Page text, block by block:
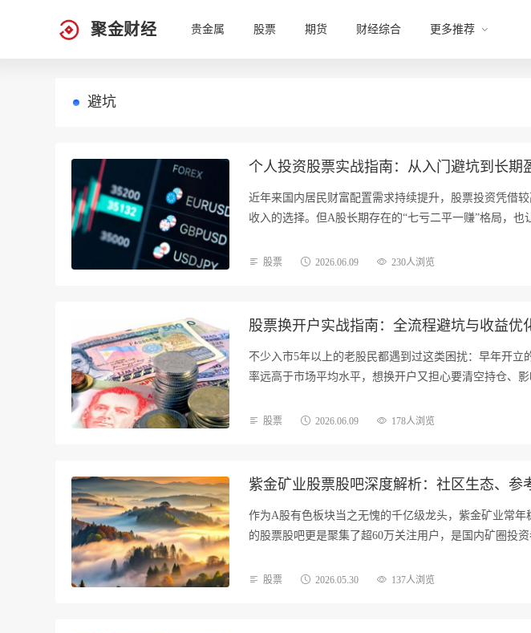
聚金财经 贵金属 股票 期货 财经综合 更多推荐
避坑
个人投资股票实战指南：从入门避坑到长期
近年来国内居民财富配置需求持续提升，股票投资凭借
收入的选择。但A股长期存在的“七亏二平一赚”格局，
股票 2026.06.09 230人浏览
股票换开户实战指南：全流程避坑与收益优
不少入市5年以上的老股民都遇到过这类困扰：早年开立
率远高于市场平均水平，想换开户又担心要清空持仓、
股票 2026.06.09 178人浏览
紫金矿业股票股吧深度解析：社区生态、参
作为A股有色板块当之无愧的千亿级龙头，紫金矿业常
的股票股吧更是聚集了超60万关注用户，是国内矿圈投
股票 2026.05.30 137人浏览